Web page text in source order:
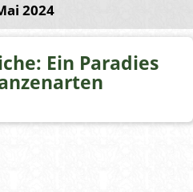
2024
Ein Paradies